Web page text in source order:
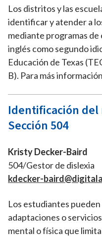
Los distritos y las
identificar y atender a
mediante programas
inglés como segundo
Educación de Texas
B). Para más
Identificación del
Sección 504
Kristy Decker-Baird
504/Gestor de dislexia
kdecker-
Los estudiantes
adaptaciones o
mental o física que